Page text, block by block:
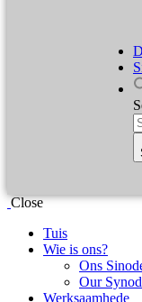
Close
Tuis
Wie is ons?
Ons
Our Synod
Werksaamhede